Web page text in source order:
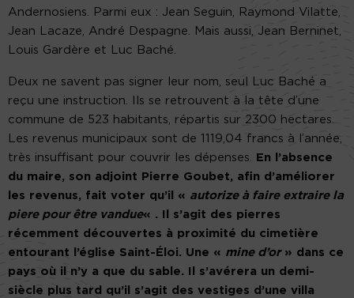
Andernosiens. Parmi eux : Jean Seguin, Raymond Vilatte,
Jean Lacaze, André Despagne. Mais aussi, Jean Berninet,
Louis Gardère et Luc Baché.
Deux ne savent pas signer leur nom, seul Luc Baché a
reçu une instruction. Ils se retrouvent à la tête d’une
commune de 523 habitants, répartis sur 2300 hectares.
Les revenus municipaux sont de 1119,04 francs à l’année,
très insuffisant pour couvrir les dépenses. En l’absence
du maire, son adjoint Pierre Goubet, afin d’améliorer
les revenus, fait voter qu’il « autorize à faire extraire la
piere pour être vandue« . Il s’agit des pierres
récemment découvertes à proximité du cimetière
entourant l’église Saint-Éloi. Une « mine d’or» dans ce
pays où il n’y a que du sable. Il s’avérera un demi-
siècle plus tard qu’il s’agit des vestiges d’une villa